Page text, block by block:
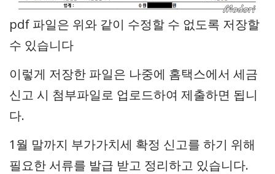
pdf 파일은 위와 같이 수정할 수 없도록 저장할
수 있습니다
이렇게 저장한 파일은 나중에 홈택스에서 세금
신고 시 첨부파일로 업로드하여 제출하면 됩니
다.
1월 말까지 부가가치세 확정 신고를 하기 위해
필요한 서류를 발급 받고 정리하고 있습니다.